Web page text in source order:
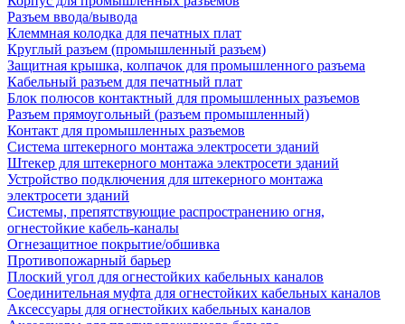
Разъем ввода/вывода
Клеммная колодка для печатных плат
Круглый разъем (промышленный разъем)
Защитная крышка, колпачок для промышленного разъема
Кабельный разъем для печатный плат
Блок полюсов контактный для промышленных разъемов
Разъем прямоугольный (разъем промышленный)
Контакт для промышленных разъемов
Система штекерного монтажа электросети зданий
Штекер для штекерного монтажа электросети зданий
Устройство подключения для штекерного монтажа
электросети зданий
Системы, препятствующие распространению огня,
огнестойкие кабель-каналы
Огнезащитное покрытие/обшивка
Противопожарный барьер
Плоский угол для огнестойких кабельных каналов
Соединительная муфта для огнестойких кабельных каналов
Аксессуары для огнестойких кабельных каналов